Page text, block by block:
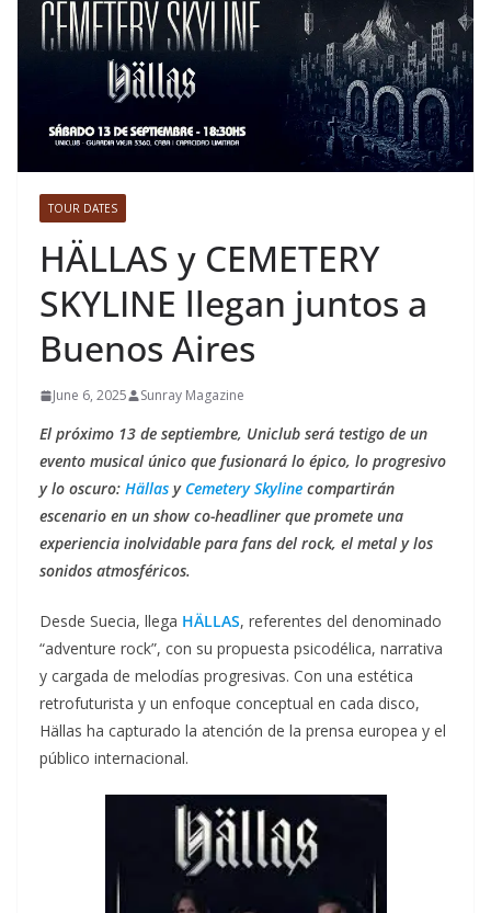
TOUR DATES
HÄLLAS y CEMETERY
SKYLINE llegan juntos a
Buenos Aires
June 6, 2025 Sunray Magazine
El próximo 13 de septiembre, Uniclub será testigo de un
evento musical único que fusionará lo épico, lo progresivo
y lo oscuro: Hällas y Cemetery Skyline compartirán
escenario en un show co-headliner que promete una
experiencia inolvidable para fans del rock, el metal y los
sonidos atmosféricos.
Desde Suecia, llega HÄLLAS, referentes del denominado
“adventure rock”, con su propuesta psicodélica, narrativa
y cargada de melodías progresivas. Con una estética
retrofuturista y un enfoque conceptual en cada disco,
Hällas ha capturado la atención de la prensa europea y el
público internacional.